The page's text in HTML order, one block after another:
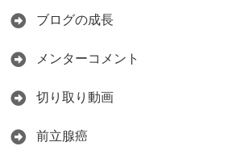
ブログの成長
メンターコメント
切り取り動画
前立腺癌